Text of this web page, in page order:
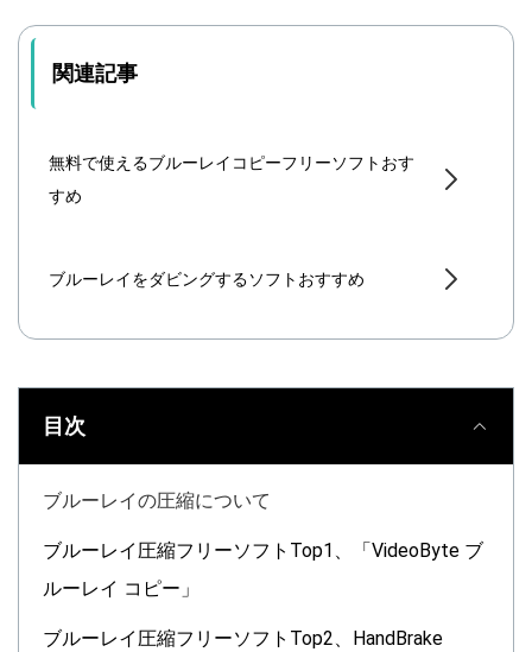
関連記事
無料で使えるブルーレイコピーフリーソフトおす
すめ
ブルーレイをダビングするソフトおすすめ
目次
ブルーレイの圧縮について
ブルーレイ圧縮フリーソフトTop1、「VideoByte ブ
ルーレイ コピー」
ブルーレイ圧縮フリーソフトTop2、HandBrake